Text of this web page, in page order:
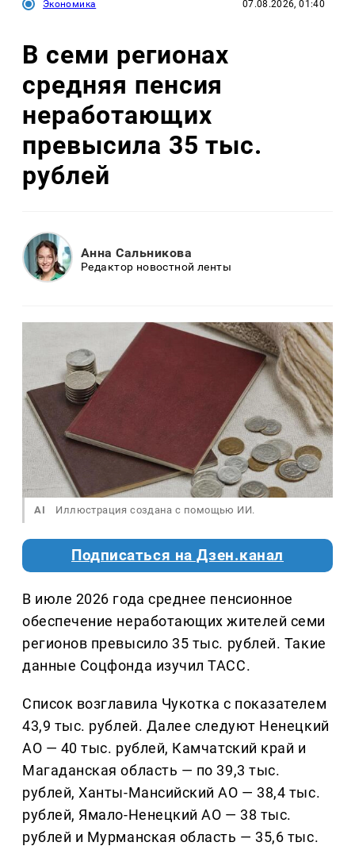
Экономика 07.08.2026, 01:40
В семи регионах
средняя пенсия
неработающих
превысила 35 тыс.
рублей
Анна Сальникова
Редактор новостной ленты
AI Иллюстрация создана с помощью ИИ.
Подписаться на Дзен.канал
В июле 2026 года среднее пенсионное
обеспечение неработающих жителей семи
регионов превысило 35 тыс. рублей. Такие
данные Соцфонда изучил ТАСС.
Список возглавила Чукотка с показателем
43,9 тыс. рублей. Далее следуют Ненецкий
АО — 40 тыс. рублей, Камчатский край и
Магаданская область — по 39,3 тыс.
рублей, Ханты-Мансийский АО — 38,4 тыс.
рублей, Ямало-Ненецкий АО — 38 тыс.
рублей и Мурманская область — 35,6 тыс.